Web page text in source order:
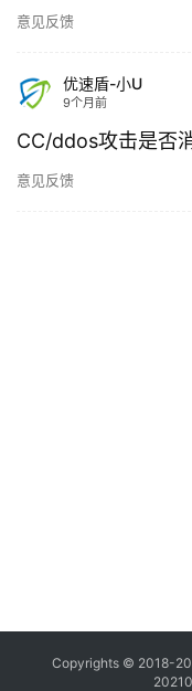
公
问
答
区
意见反馈
优速盾-小U
9个月前
CC/ddos攻击是否
意见反馈
Copyrights © 2018-